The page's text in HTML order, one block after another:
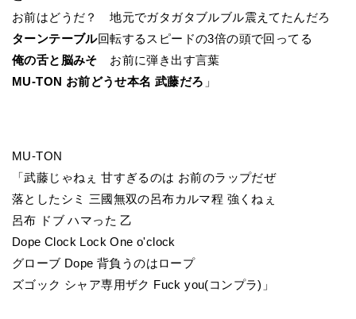
お前はどうだ？ 地元でガタガタブルブル震えてたんだろ
ターンテーブル回転するスピードの3倍の頭で回ってる
俺の舌と脳みそ お前に弾き出す言葉
MU-TON お前どうせ本名 武藤だろ 」
MU-TON
「武藤じゃねぇ 甘すぎるのは お前のラップだぜ
落としたシミ 三國無双の呂布カルマ程 強くねぇ
呂布 ドブ ハマった 乙
Dope Clock Lock One o'clock
グローブ Dope 背負うのはロープ
ズゴック シャア専用ザク Fuck you(コンプラ)」